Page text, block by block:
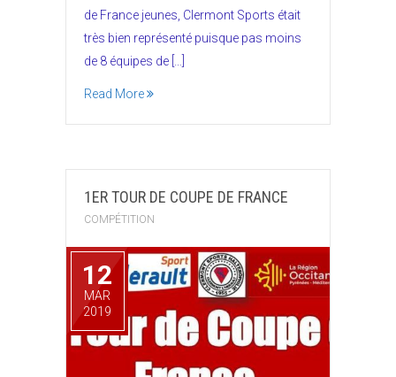
de France jeunes, Clermont Sports était
très bien représenté puisque pas moins
de 8 équipes de […]
Read More
1ER TOUR DE COUPE DE FRANCE
COMPÉTITION
12
MAR
2019